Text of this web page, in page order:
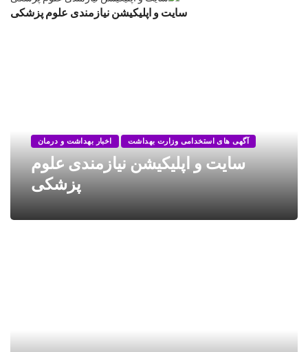
سایت و اپلیکیشن نیازمندی علوم پزشکی
آگهی های استخدامی وزارت بهداشت اخبار بهداشت و درمان
سایت و اپلیکیشن نیازمندی علوم
پزشکی